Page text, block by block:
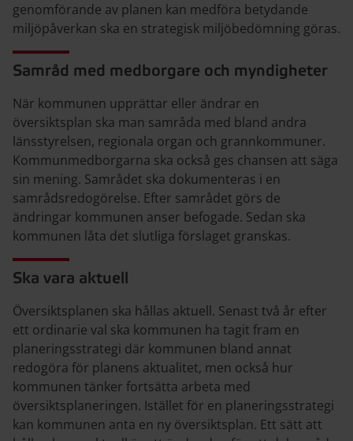
genomförande av planen kan medföra betydande
miljöpåverkan ska en strategisk miljöbedömning göras.
Samråd med medborgare och myndigheter
När kommunen upprättar eller ändrar en
översiktsplan ska man samråda med bland andra
länsstyrelsen, regionala organ och grannkommuner.
Kommunmedborgarna ska också ges chansen att säga
sin mening. Samrådet ska dokumenteras i en
samrådsredogörelse. Efter samrådet görs de
ändringar kommunen anser befogade. Sedan ska
kommunen låta det slutliga förslaget granskas.
Ska vara aktuell
Översiktsplanen ska hållas aktuell. Senast två år efter
ett ordinarie val ska kommunen ha tagit fram en
planeringsstrategi där kommunen bland annat
redogöra för planens aktualitet, men också hur
kommunen tänker fortsätta arbeta med
översiktsplaneringen. Istället för en planeringsstrategi
kan kommunen anta en ny översiktsplan. Ett sätt att